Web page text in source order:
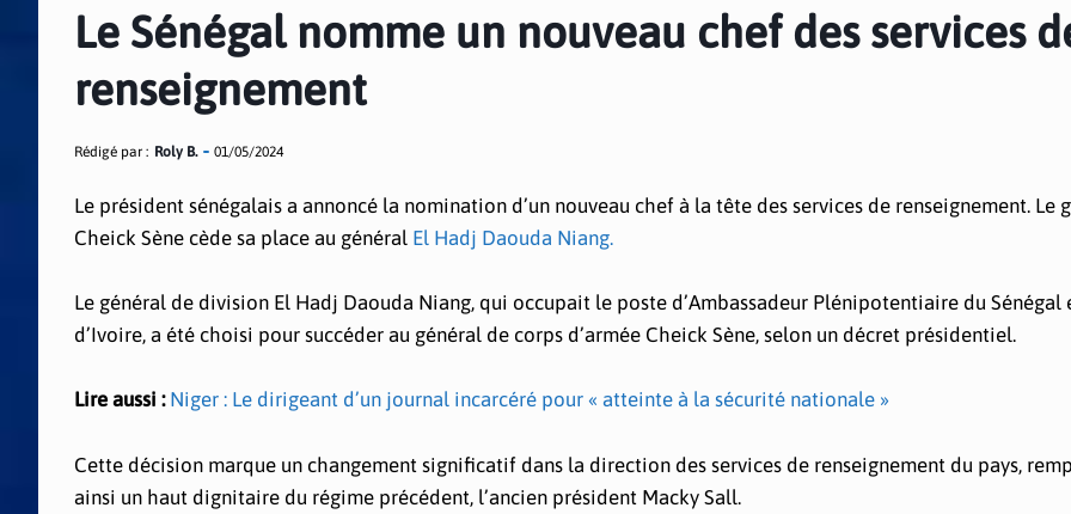
Le Sénégal nomme un nouveau chef des services
renseignement
Rédigé par : Roly B. 01/05/2024
Le président sénégalais a annoncé la nomination d’un nouveau chef à la tête des services de renseignement. Le
Cheick Sène cède sa place au général El Hadj Daouda Niang.
Le général de division El Hadj Daouda Niang, qui occupait le poste d’Ambassadeur Plénipotentiaire du Sénégal
d’Ivoire, a été choisi pour succéder au général de corps d’armée Cheick Sène, selon un décret présidentiel.
Lire aussi : Niger : Le dirigeant d’un journal incarcéré pour « atteinte à la sécurité nationale »
Cette décision marque un changement significatif dans la direction des services de renseignement du pays,
ainsi un haut dignitaire du régime précédent, l’ancien président Macky Sall.